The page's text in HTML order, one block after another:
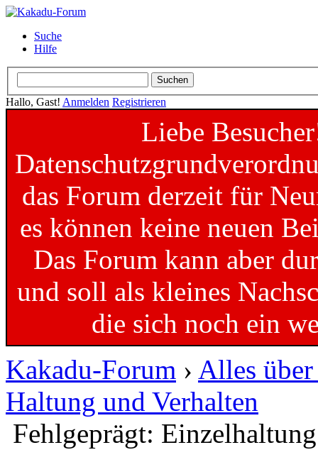
Suche
Hilfe
Hallo, Gast! Anmelden Registrieren
Liebe
das Forum derzeit für
es können keine neuen
Das Forum kann aber
und soll als kleines
die sich noch ein
Kakadu-Forum › Alles
Haltung und Verhalten
Fehlgeprägt: